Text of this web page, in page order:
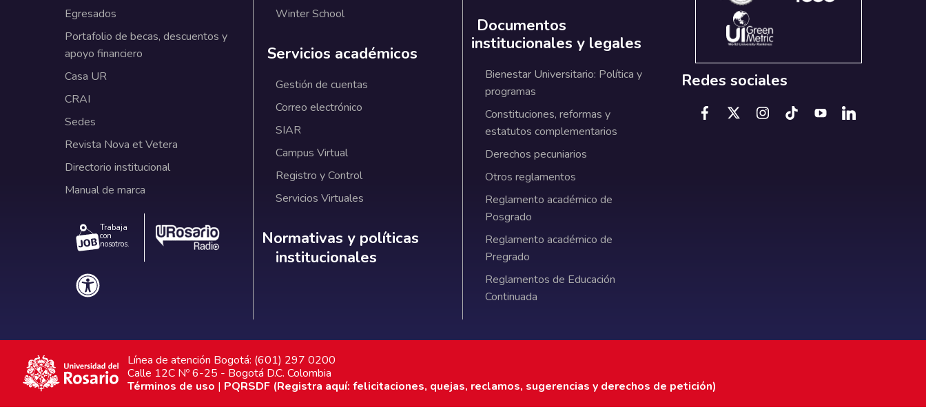
Egresados
Portafolio de becas, descuentos y
apoyo financiero
Casa UR
CRAI
Sedes
Revista Nova et Vetera
Directorio institucional
Manual de marca
Trabaja
con
nosotros.
Winter School
Servicios académicos
Gestión de cuentas
Correo electrónico
SIAR
Campus Virtual
Registro y Control
Servicios Virtuales
Normativas y políticas institucionales
Normativas y políticas
institucionales
Documentos
institucionales y legales
Bienestar Universitario: Política y
programas
Constituciones, reformas y
estatutos complementarios
Derechos pecuniarios
Otros reglamentos
Reglamento académico de
Posgrado
Reglamento académico de
Pregrado
Reglamentos de Educación
Continuada
Redes sociales
Línea de atención Bogotá: (601) 297 0200
Calle 12C Nº 6-25 - Bogotá D.C. Colombia
Términos de uso | PQRSDF (Registra aquí: felicitaciones, quejas, reclamos, sugerencias y derechos de petición)